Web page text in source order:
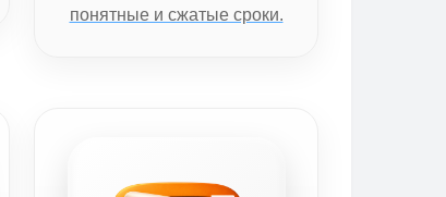
понятные и сжатые сроки.